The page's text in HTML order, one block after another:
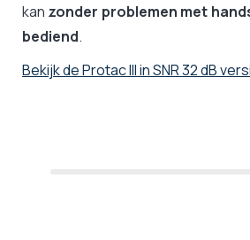
kan zonder problemen met
bediend.
Bekijk de Protac III in SNR 32 dB